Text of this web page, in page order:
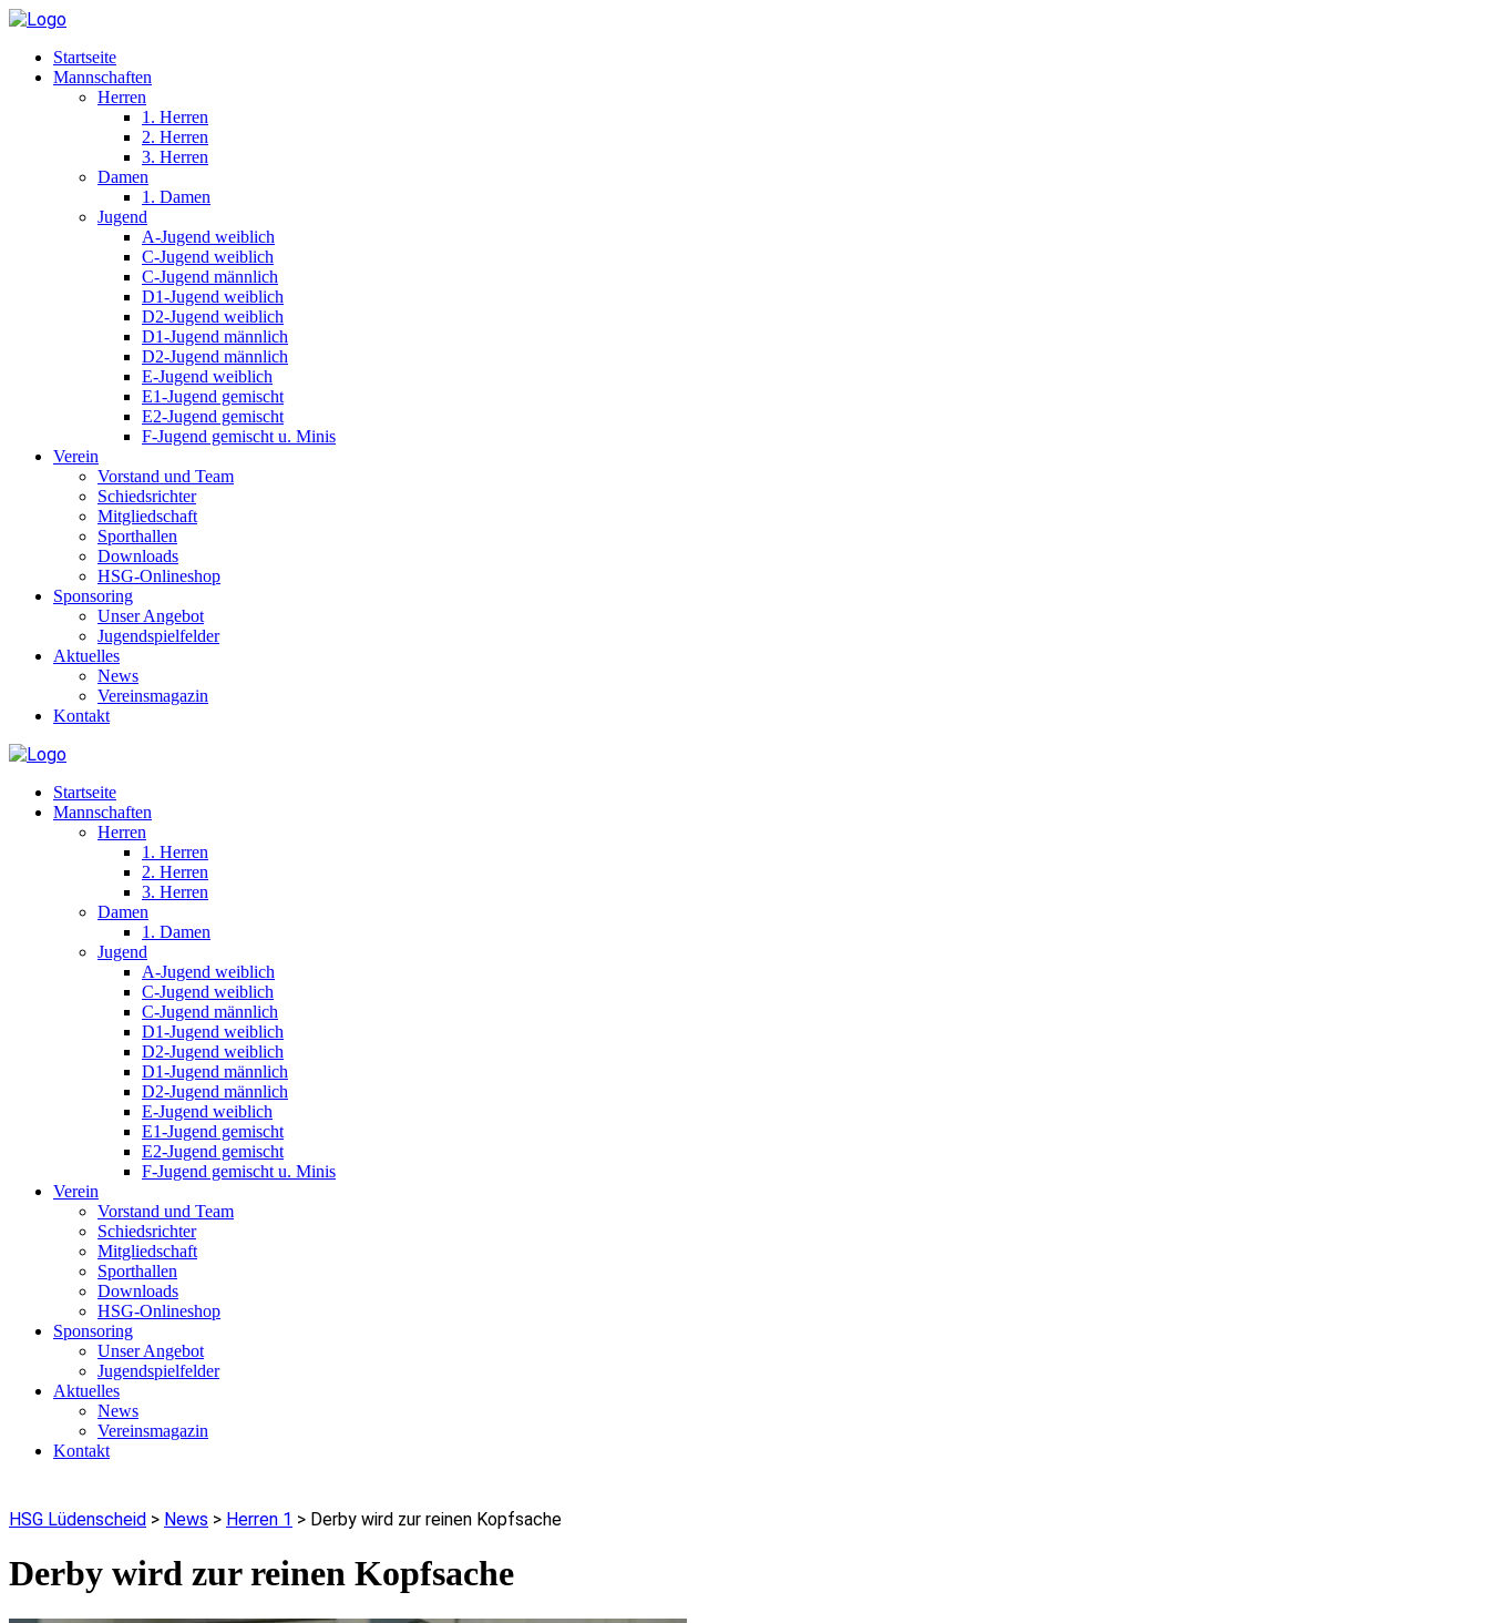
Startseite
Mannschaften
Herren
1. Herren
2. Herren
3. Herren
Damen
1. Damen
Jugend
A-Jugend weiblich
C-Jugend weiblich
C-Jugend männlich
D1-Jugend weiblich
D2-Jugend weiblich
D1-Jugend männlich
D2-Jugend männlich
E-Jugend weiblich
E1-Jugend gemischt
E2-Jugend gemischt
F-Jugend gemischt u. Minis
Verein
Vorstand und Team
Schiedsrichter
Mitgliedschaft
Sporthallen
Downloads
HSG-Onlineshop
Sponsoring
Unser Angebot
Jugendspielfelder
Aktuelles
News
Vereinsmagazin
Kontakt
Startseite
Mannschaften
Herren
1. Herren
2. Herren
3. Herren
Damen
1. Damen
Jugend
A-Jugend weiblich
C-Jugend weiblich
C-Jugend männlich
D1-Jugend weiblich
D2-Jugend weiblich
D1-Jugend männlich
D2-Jugend männlich
E-Jugend weiblich
E1-Jugend gemischt
E2-Jugend gemischt
F-Jugend gemischt u. Minis
Verein
Vorstand und Team
Schiedsrichter
Mitgliedschaft
Sporthallen
Downloads
HSG-Onlineshop
Sponsoring
Unser Angebot
Jugendspielfelder
Aktuelles
News
Vereinsmagazin
Kontakt
HSG Lüdenscheid > News > Herren 1 > Derby wird zur reinen Kopfsache
Derby wird zur reinen Kopfsache